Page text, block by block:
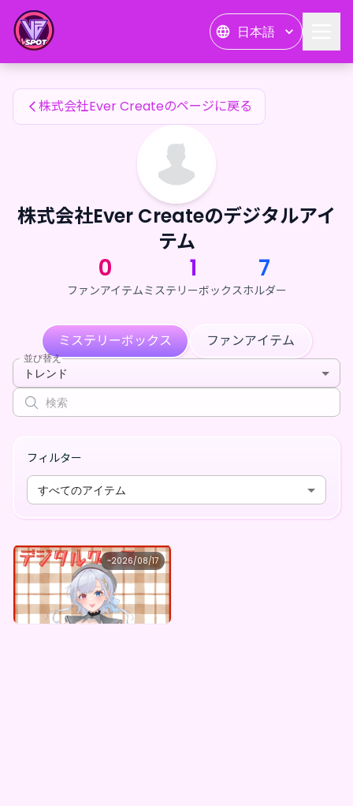
日本語
株式会社Ever Createのファンアイテム
株式会社Ever Createのページに戻る
株式会社Ever Createのデジタルアイ
テム
0
ファンアイテム
1
ミステリーボックス
7
ホルダー
ミステリーボックス ファンアイテム
並び替え
トレンド
フィルター
すべてのアイテム
~2026/08/17
株式会社Ever Create
漣悠葵 ×Vガスト開店！
最低価格
¥1,100 購入はこちら
株式会社Ever Createのファンアイテム — 24karat